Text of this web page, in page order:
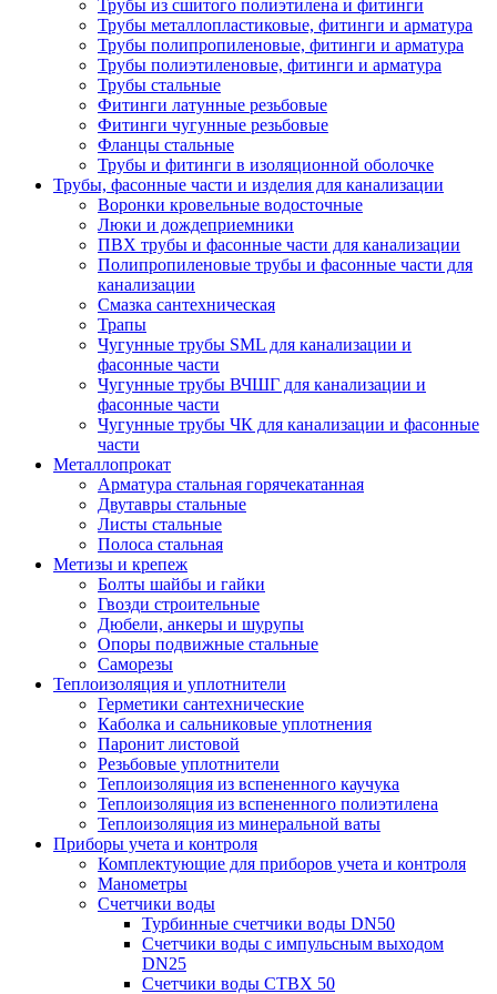
Трубы из сшитого полиэтилена и фитинги
Трубы металлопластиковые, фитинги и арматура
Трубы полипропиленовые, фитинги и арматура
Трубы полиэтиленовые, фитинги и арматура
Трубы стальные
Фитинги латунные резьбовые
Фитинги чугунные резьбовые
Фланцы стальные
Трубы и фитинги в изоляционной оболочке
Трубы, фасонные части и изделия для канализации
Воронки кровельные водосточные
Люки и дождеприемники
ПВХ трубы и фасонные части для канализации
Полипропиленовые трубы и фасонные части для
канализации
Смазка сантехническая
Трапы
Чугунные трубы SML для канализации и
фасонные части
Чугунные трубы ВЧШГ для канализации и
фасонные части
Чугунные трубы ЧК для канализации и фасонные
части
Металлопрокат
Арматура стальная горячекатанная
Двутавры стальные
Листы стальные
Полоса стальная
Метизы и крепеж
Болты шайбы и гайки
Гвозди строительные
Дюбели, анкеры и шурупы
Опоры подвижные стальные
Саморезы
Теплоизоляция и уплотнители
Герметики сантехнические
Каболка и сальниковые уплотнения
Паронит листовой
Резьбовые уплотнители
Теплоизоляция из вспененного каучука
Теплоизоляция из вспененного полиэтилена
Теплоизоляция из минеральной ваты
Приборы учета и контроля
Комплектующие для приборов учета и контроля
Манометры
Счетчики воды
Турбинные счетчики воды DN50
Счетчики воды с импульсным выходом
DN25
Счетчики воды СТВХ 50